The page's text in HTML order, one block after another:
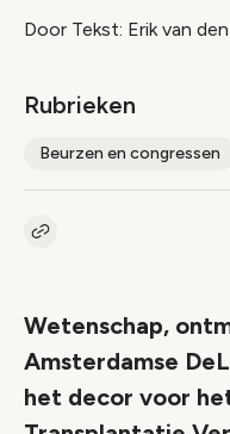
Door Tekst: Erik van
Rubrieken
Beurzen en congressen
Kopieer link naar artikel
Wetenschap,
Amsterdamse
het decor voor